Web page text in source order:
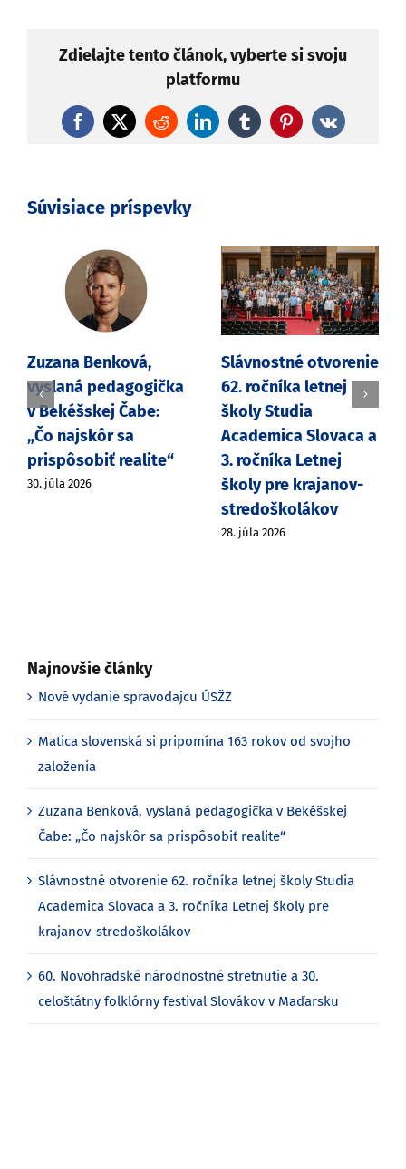
Zdielajte tento článok, vyberte si svoju
platformu
Facebook
X RedditLinkedInTumblrPinterest
Vk
Súvisiace príspevky
Zuzana Benková,
vyslaná pedagogička
v Bekéšskej Čabe:
„Čo najskôr sa
prispôsobiť realite“
30. júla 2026
Slávnostné otvorenie
62. ročníka letnej
školy Studia
Academica Slovaca a
3. ročníka Letnej
školy pre krajanov-
stredoškolákov
28. júla 2026
Najnovšie články
Nové vydanie spravodajcu ÚSŽZ
Matica slovenská si pripomína 163 rokov od svojho
založenia
Zuzana Benková, vyslaná pedagogička v Bekéšskej
Čabe: „Čo najskôr sa prispôsobiť realite“
Slávnostné otvorenie 62. ročníka letnej školy Studia
Academica Slovaca a 3. ročníka Letnej školy pre
krajanov-stredoškolákov
60. Novohradské národnostné stretnutie a 30.
celoštátny folklórny festival Slovákov v Maďarsku